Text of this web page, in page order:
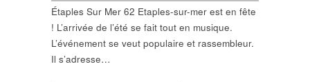
Étaples Sur Mer 62 Etaples-sur-mer est en fête
! L’arrivée de l’été se fait tout en musique.
L’événement se veut populaire et rassembleur.
Il s’adresse…